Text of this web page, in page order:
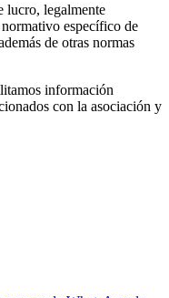
lucro, legalmente
específico de
de otras normas
información
con la asociación y